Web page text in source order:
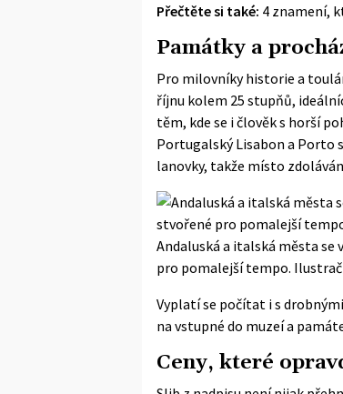
Přečtěte si také: 4 znamení,
Památky a
Pro milovníky historie a
říjnu kolem 25 stupňů,
těm, kde se i člověk s horší
Portugalský Lisabon a Porto
lanovky, takže místo
Andaluská a italská města
pro pomalejší tempo.
Vyplatí se počítat i s
na vstupné do muzeí a
Ceny, které